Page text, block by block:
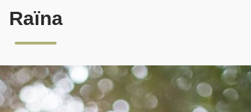
Raïna